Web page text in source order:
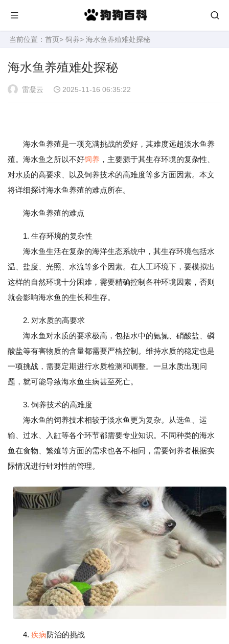
当前位置： 首页> 饲养> 海水鱼养殖难处探秘
海水鱼养殖难处探秘
雷凝云 2025-11-16 06:35:22
海水鱼养殖是一项充满挑战的爱好，其难度远超淡水鱼养
殖。海水鱼之所以不好饲养 ，主要源于其生存环境的复杂性、
对水质的高要求、以及饲养技术的高难度等多方面因素。本文
将详细探讨海水鱼养殖的难点所在。
海水鱼养殖的难点
1. 生存环境的复杂性
海水鱼生活在复杂的海洋生态系统中，其生存环境包括水
温、盐度、光照、水流等多个因素。在人工环境下，要模拟出
这样的自然环境十分困难，需要精确控制各种环境因素，否则
就会影响海水鱼的生长和生存。
2. 对水质的高要求
海水鱼对水质的要求极高，包括水中的氨氮、硝酸盐、磷
酸盐等有害物质的含量都需要严格控制。维持水质的稳定也是
一项挑战，需要定期进行水质检测和调整。一旦水质出现问
题，就可能导致海水鱼生病甚至死亡。
3. 饲养技术的高难度
海水鱼的饲养技术相较于淡水鱼更为复杂。从选鱼、运
输、过水、入缸等各个环节都需要专业知识。不同种类的海水
鱼在食物、繁殖等方面的需求也各不相同，需要饲养者根据实
际情况进行针对性的管理。
4. 疾病防治的挑战